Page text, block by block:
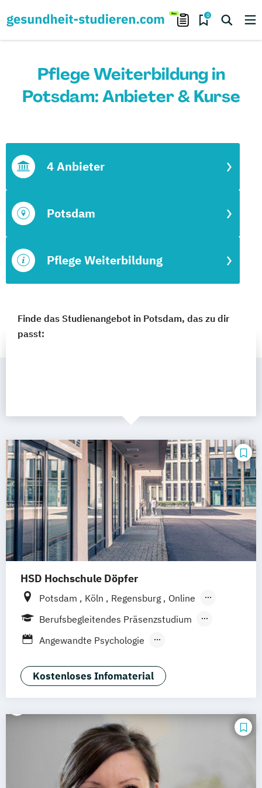
0
Pflege Weiterbildung in
Potsdam: Anbieter & Kurse
Pflege Weiterbildung
Potsdam
4 Anbieter
Finde das Studienangebot in Potsdam, das zu dir
passt:
HSD Hochschule Döpfer
Potsdam Köln Regensburg
Online
Hamburg
Berufsbegleitendes Präsenzstudium
Vollzeit
Duales Studium
Berufsbegleitender Präsenzlehrgang
Angewandte Psychologie
Bildung und Erziehung in der Kindheit
Ernährungspsychologie
Versorgung im Rettungsdienst
Gesundheitspädagogik
Kommunikation und Beratung
Medizinpädagogik
Pflege
Kostenloses Infomaterial